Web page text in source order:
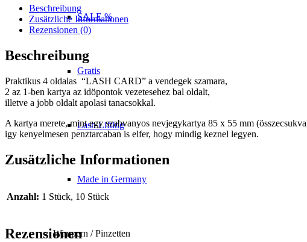
SALE %
Gratis
Lash Lifting
Made in Germany
Wimpern / Pinzetten
"magyarul/
ungarisch"
Beschreibung
Zusätzliche Informationen
Rezensionen (0)
Beschreibung
Praktikus 4 oldalas “LASH CARD” a vendegek szamara,
2 az 1-ben kartya az idöpontok vezetesehez bal oldalt,
illetve a jobb oldalt apolasi tanacsokkal.
A kartya merete, mint egy szabvanyos nevjegykartya 85 x 55 mm
igy kenyelmesen penztarcaban is elfer, hogy mindig keznel legyen.
Zusätzliche Informationen
Anzahl: 1 Stück, 10 Stück
Rezensionen